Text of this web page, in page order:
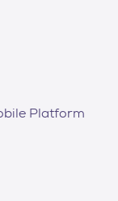
Platform